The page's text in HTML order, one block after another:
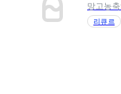
망고농
리큐르